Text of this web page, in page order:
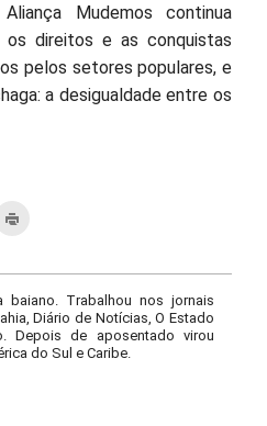
Mudemos continua
os direitos e as conquistas
pelos setores populares, e
a desigualdade entre os
baiano. Trabalhou nos jornais
Diário de Notícias, O Estado
Depois de aposentado virou
do Sul e Caribe.